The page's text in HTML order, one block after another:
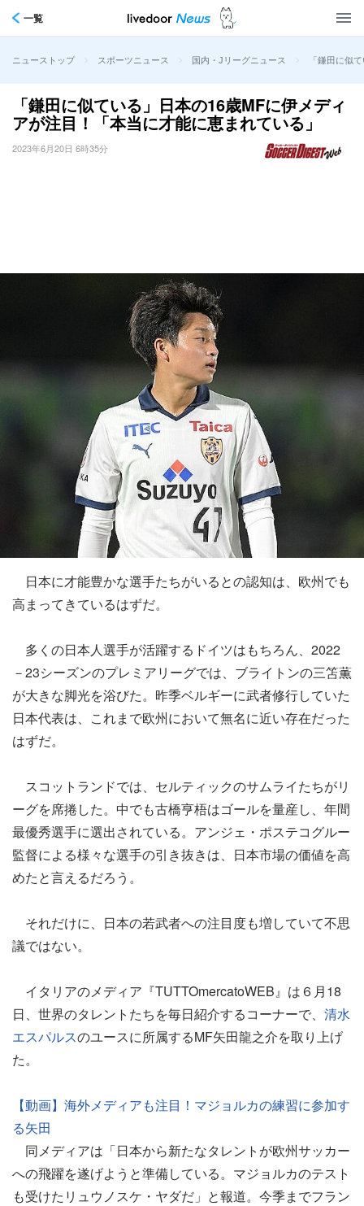
一覧
ニューストップ > スポーツニュース > 国内・Jリーグニュース > 「鎌田に似
「鎌田に似ている」日本の16歳MFに伊メディ
アが注目！「本当に才能に恵まれている」
2023年6月20日 6時35分
日本に才能豊かな選手たちがいるとの認知は、欧州でも
高まってきているはずだ。
多くの日本人選手が活躍するドイツはもちろん、2022
－23シーズンのプレミアリーグでは、ブライトンの三笘薫
が大きな脚光を浴びた。昨季ベルギーに武者修行していた
日本代表は、これまで欧州において無名に近い存在だった
はずだ。
スコットランドでは、セルティックのサムライたちがリ
ーグを席捲した。中でも古橋亨梧はゴールを量産し、年間
最優秀選手に選出されている。アンジェ・ポステコグルー
監督による様々な選手の引き抜きは、日本市場の価値を高
めたと言えるだろう。
それだけに、日本の若武者への注目度も増していて不思
議ではない。
イタリアのメディア『TUTTOmercatoWEB』は６月18
日、世界のタレントたちを毎日紹介するコーナーで、 清水
エスパルスのユースに所属するMF矢田龍之介を取り上げ
た。
【動画】海外メディアも注目！マジョルカの練習に参加す
る矢田
同メディアは「日本から新たなタレントが欧州サッカー
への飛躍を遂げようと準備している。マジョルカのテスト
も受けたリュウノスケ・ヤダだ」と報道。今季までフラン